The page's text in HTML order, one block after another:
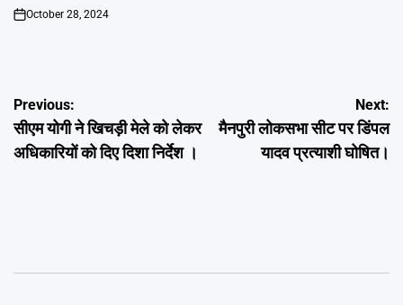
on
October 28, 2024
Post
navigation
Previous:
सीएम योगी ने खिचड़ी मेले को लेकर
अधिकारियों को दिए दिशा निर्देश ।
Next:
मैनपुरी लोकसभा सीट पर डिंपल
यादव प्रत्याशी घोषित।